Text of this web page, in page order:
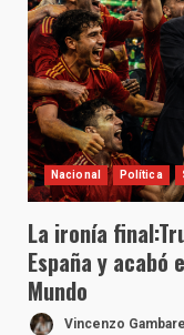
Nacional Política
La ironía
España y acabó
Mundo
Vincenzo